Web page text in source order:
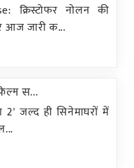
क्रिस्टोफर नोलन की
आज जारी क...
स...
2' जल्द ही सिनेमाघरों में